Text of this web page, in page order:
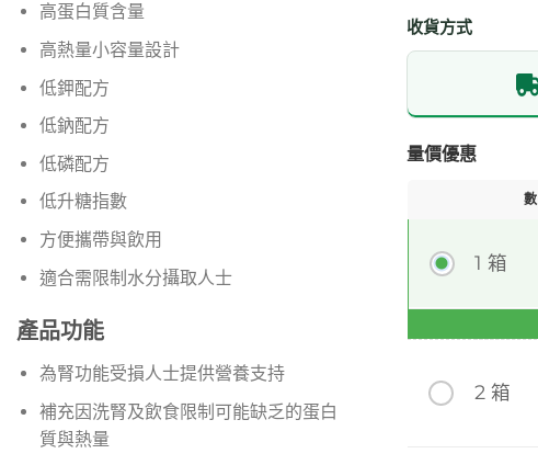
高蛋白質含量
高熱量小容量設計
低鉀配方
低鈉配方
低磷配方
低升糖指數
方便攜帶與飲用
適合需限制水分攝取人士
產品功能
為腎功能受損人士提供營養支持
補充因洗腎及飲食限制可能缺乏的蛋白
質與熱量
收貨方式
量價優惠
1 箱
2 箱